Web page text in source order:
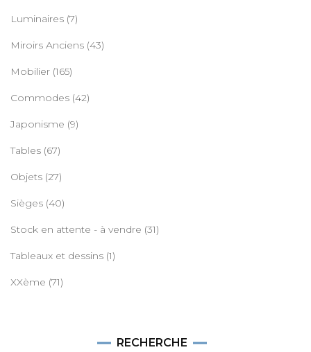
Luminaires (7)
Miroirs Anciens (43)
Mobilier (165)
Commodes (42)
Japonisme (9)
Tables (67)
Objets (27)
Sièges (40)
Stock en attente - à vendre (31)
Tableaux et dessins (1)
XXème (71)
RECHERCHE